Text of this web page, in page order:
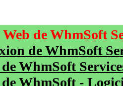
Web de WhmSoft
de WhmSoft
WhmSoft
WhmSoft -